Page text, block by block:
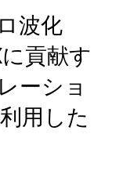
波化
貢献す
ーショ
用した